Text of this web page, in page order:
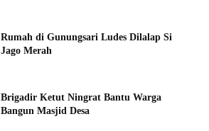
Rumah di Gunungsari Ludes Dilalap Si
Jago Merah
Brigadir Ketut Ningrat Bantu Warga
Bangun Masjid Desa